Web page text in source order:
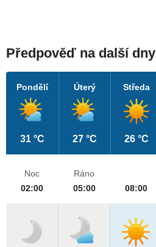
Předpověď na další dny
Pondělí
31 °C
Úterý
27 °C
Středa
26 °C
Noc
02:00
Ráno
05:00
08:00